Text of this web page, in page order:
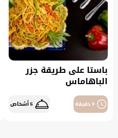
باستا على طريقة جزر
الباهاماس
0 دقيقة 6 أشخاص